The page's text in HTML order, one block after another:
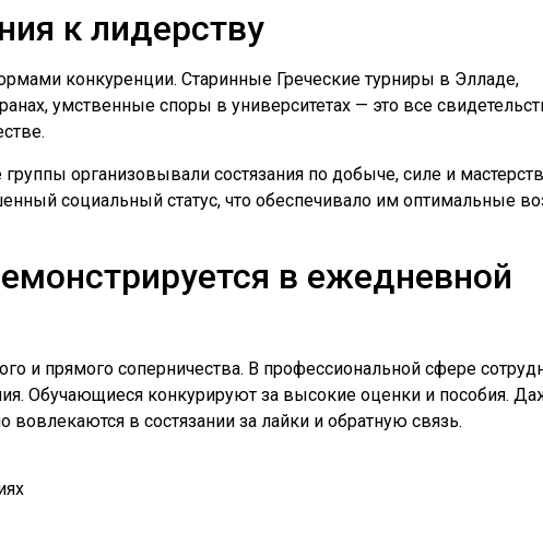
к лидерству
конкуренции. Старинные Греческие турниры в Элладе,
умственные споры в университетах — это все
организовывали состязания по добыче, силе и
социальный статус, что обеспечивало им оптимальные
в ежедневной
и прямого соперничества. В профессиональной сфере
Обучающиеся конкурируют за высокие оценки и пособия.
в состязании за лайки и обратную связь.